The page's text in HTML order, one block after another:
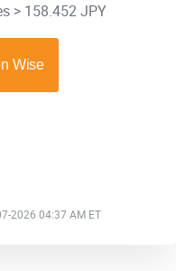
> 158.452 JPY
2026 04:37 AM ET